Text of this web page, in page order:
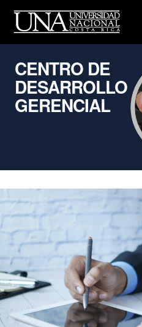
Buscar
CENTRO DE
DESARROLLO
GERENCIAL